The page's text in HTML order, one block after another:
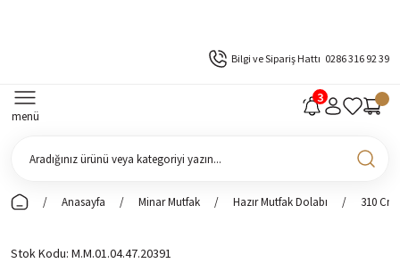
Bilgi ve Sipariş Hattı 0286 316 92 39
menü
Anasayfa Minar Mutfak Hazır Mutfak Dolabı 310 Cm
Stok Kodu M.M.01.04.47.20391